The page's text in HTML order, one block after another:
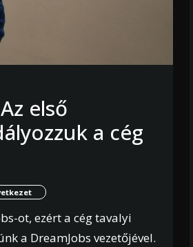
első
a cég
ot, ezért a cég tavalyi
a DreamJobs vezetőjével.